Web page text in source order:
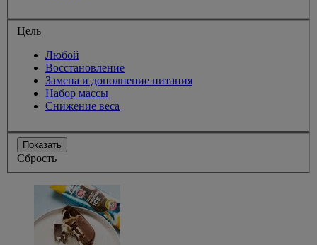
Цель
Любой
Восстановление
Замена и дополнение питания
Набор массы
Снижение веса
Показать
Сбрость